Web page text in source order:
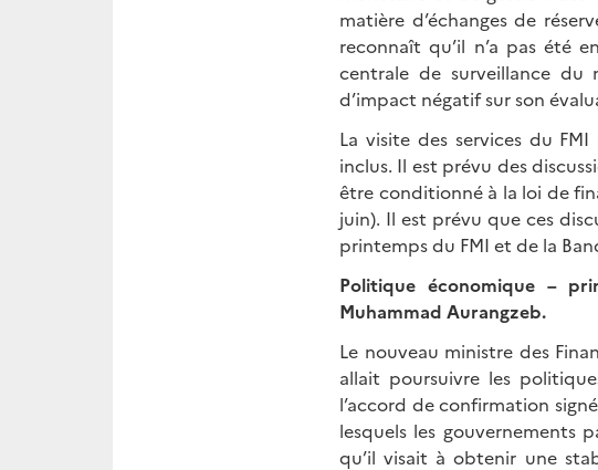
matière d’échanges de
reconnaît qu’il n’a pas été
centrale de surveillance du
d’impact négatif sur son
La visite des services du
inclus. Il est prévu des
être conditionné à la loi de
juin). Il est prévu que ces
printemps du FMI et de la
Politique économique –
Muhammad Aurangzeb.
Le nouveau ministre des
allait poursuivre les
l’accord de confirmation
lesquels les gouvernements
qu’il visait à obtenir une